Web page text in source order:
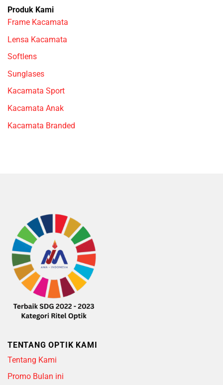
Produk Kami
Frame Kacamata
Lensa Kacamata
Softlens
Sunglases
Kacamata Sport
Kacamata Anak
Kacamata Branded
TENTANG OPTIK KAMI
Tentang Kami
Promo Bulan ini